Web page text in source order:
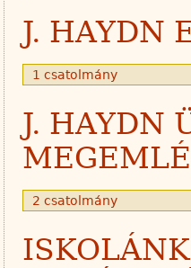
J. HAYDN
1 csatolmány
J. HAYDN
2 csatolmány